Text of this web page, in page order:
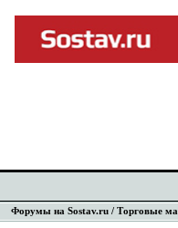
Форумы на Sostav.ru / Торговые